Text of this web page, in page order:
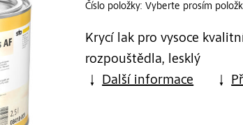
Číslo položky:Vyberte prosím
Krycí lak pro vysoce
rozpouštědla, lesklý
Další informace